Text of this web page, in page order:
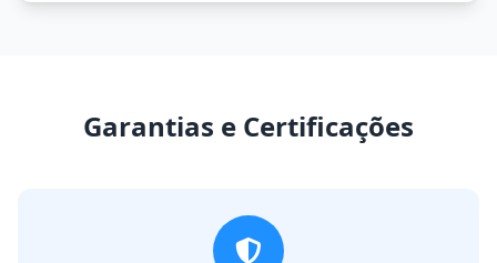
Garantias e Certificações